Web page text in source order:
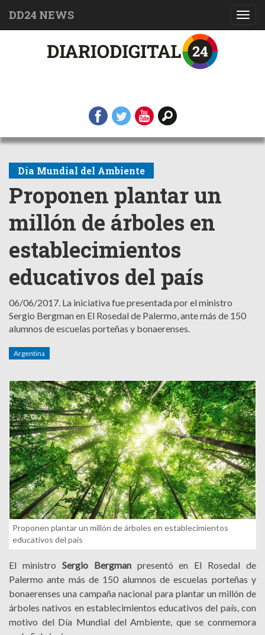
DD24 NEWS
Día Mundial del Ambiente
Proponen plantar un
millón de árboles en
establecimientos
educativos del país
06/06/2017. La iniciativa fue presentada por el ministro
Sergio Bergman en El Rosedal de Palermo, ante más de 150
alumnos de escuelas porteñas y bonaerenses.
Argentina
Proponen plantar un millón de árboles en establecimientos
educativos del país
El ministro Sergio Bergmanpresentó en El Rosedal de
Palermo ante más de 150 alumnos de escuelas porteñas y
bonaerenses una campaña nacional para plantar un millón de
árboles nativos en establecimientos educativos del país, con
motivo del Día Mundial del Ambiente, que se conmemora